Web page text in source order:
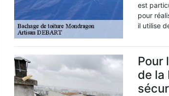
est
pour
il utilise
Pour
de la